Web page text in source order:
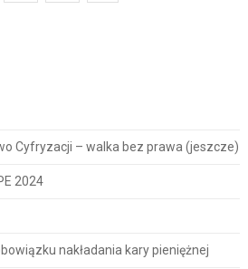
Cyfryzacji – walka bez prawa (jeszcze)
2024
nakładania kary pieniężnej